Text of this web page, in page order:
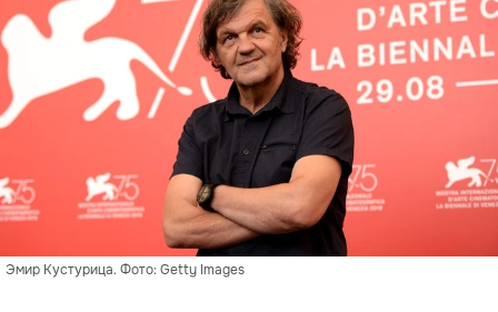
Эмир Кустурица. Фото: Getty Images